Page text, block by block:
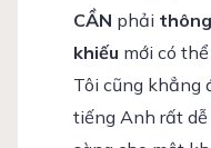
CẦN phải
khiếu mới có
Tôi cũng khẳng
tiếng Anh rất